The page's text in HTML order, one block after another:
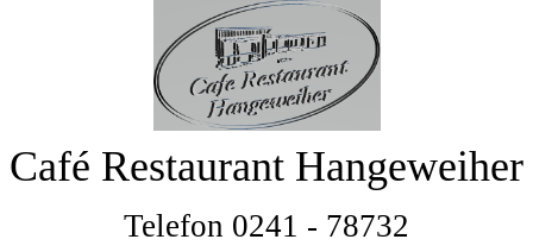
Café Restaurant Hangeweiher
Telefon 0241 - 78732